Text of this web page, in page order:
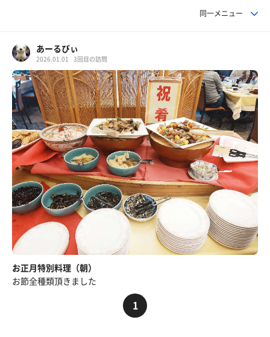
同一メニュー
あーるびぃ
2026.01.01 3回目の訪問
お正月特別料理（朝）
お節全種類頂きました
1